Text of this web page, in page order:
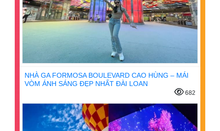
NHÀ GA FORMOSA BOULEVARD CAO HÙNG – MÁI
VÒM ÁNH SÁNG ĐẸP NHẤT ĐÀI LOAN
682